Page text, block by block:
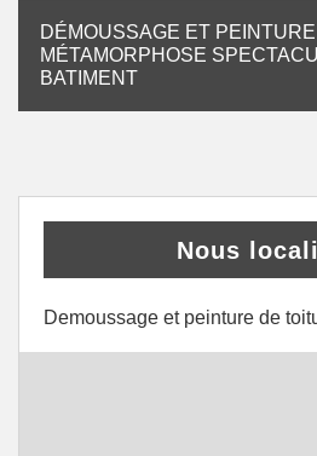
DÉMOUSSAGE ET
MÉTAMORPHOSE
BATIMENT
Nous
Demoussage et peinture de